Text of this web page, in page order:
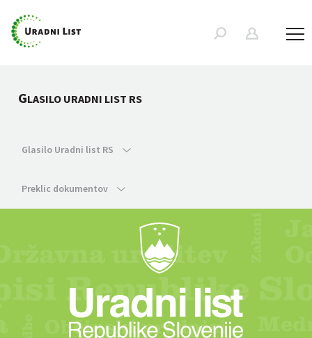
GLASILO URADNI LIST RS
Glasilo Uradni list RS
Preklic dokumentov